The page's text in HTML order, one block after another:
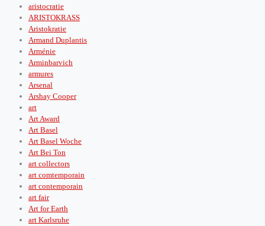
aristocratie
ARISTOKRASS
Aristokratie
Armand Duplantis
Arménie
Arminbarvich
armures
Arsenal
Arshay Cooper
art
Art Award
Art Basel
Art Basel Woche
Art Bei Ton
art collectors
art comtemporain
art contemporain
art fair
Art for Earth
art Karlsruhe